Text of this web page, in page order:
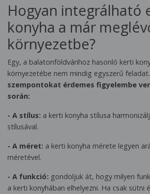
Hogyan integrálható
konyha a már
környezetbe?
Egy, a balatonföldvárihoz hasonló kerti
környezetébe nem mindig egyszerű feladat.
szempontokat érdemes figyelembe
során:
- A stílus: a kerti konyha stílusa
stílusával.
- A méret: a kerti konyha mérete legyen
méretével.
- A funkció: gondoljuk át, hogy milyen
a kerti konyhában elhelyezni. Ha csak sütni